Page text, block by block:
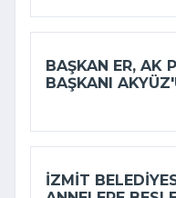
BAŞKAN ER, AK
BAŞKANI
İZMIT